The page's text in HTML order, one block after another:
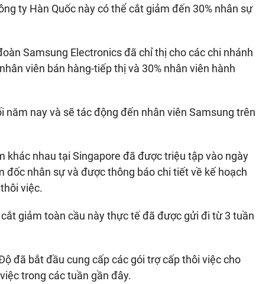
ty Hàn Quốc này có thể cắt giảm đến 30% nhân sự
Samsung Electronics đã chỉ thị cho các chi nhánh
viên bán hàng-tiếp thị và 30% nhân viên hành
năm nay và sẽ tác động đến nhân viên Samsung trên
khác nhau tại Singapore đã được triệu tập vào ngày
đốc nhân sự và được thông báo chi tiết về kế hoạch
việc.
giảm toàn cầu này thực tế đã được gửi đi từ 3 tuần
đã bắt đầu cung cấp các gói trợ cấp thôi việc cho
trong các tuần gần đây.